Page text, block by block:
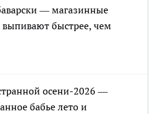
— магазинные
выпивают быстрее, чем
осени-2026 —
бабье лето и